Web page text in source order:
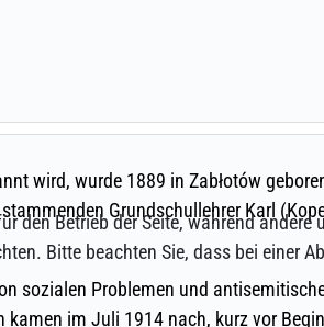
den Betrieb der Seite, während
Bitte beachten Sie, dass bei einer